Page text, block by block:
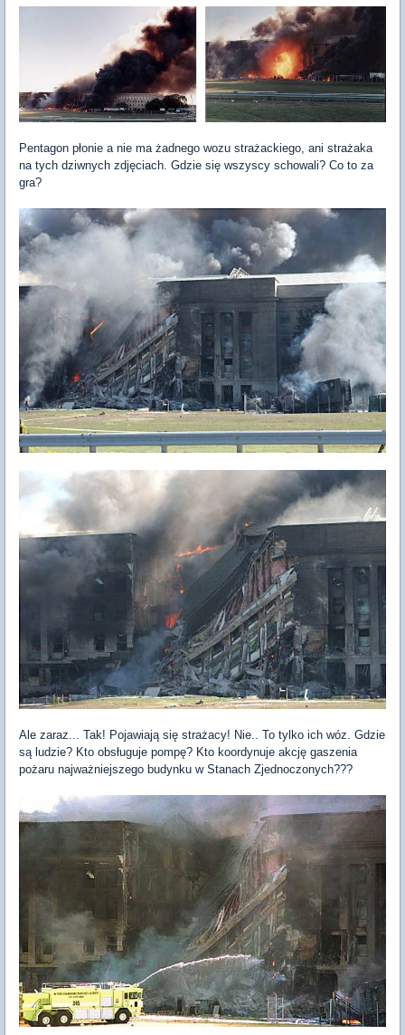
Pentagon płonie a nie ma żadnego wozu strażackiego, ani strażaka
na tych dziwnych zdjęciach. Gdzie się wszyscy schowali? Co to za
gra?
Ale zaraz... Tak! Pojawiają się strażacy! Nie.. To tylko ich wóz. Gdzie
są ludzie? Kto obsługuje pompę? Kto koordynuje akcję gaszenia
pożaru najważniejszego budynku w Stanach Zjednoczonych???